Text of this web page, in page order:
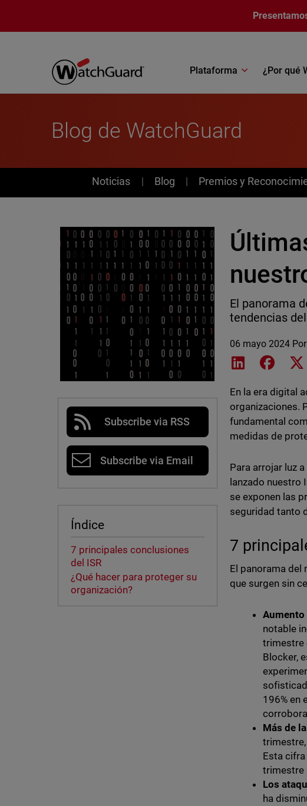
Plataforma ¿Por qué
Blog de WatchGuard
News
Noticias Blog Premios y
Subscribe via RSS
Subscribe via Email
Índice
7 principales conclusiones
del ISR
¿Qué hacer para proteger su
organización?
El panorama
tendencias
06 mayo 2024 Por
Share onShare
En la era digital
organizaciones.
fundamental
medidas de
Para arrojar luz
lanzado nuestro
se exponen las
seguridad tanto
7
El panorama del
que surgen sin
Aumento
notable
trimestre
Blocker,
196% en
Más de
Esta
trimestre
Los
ha